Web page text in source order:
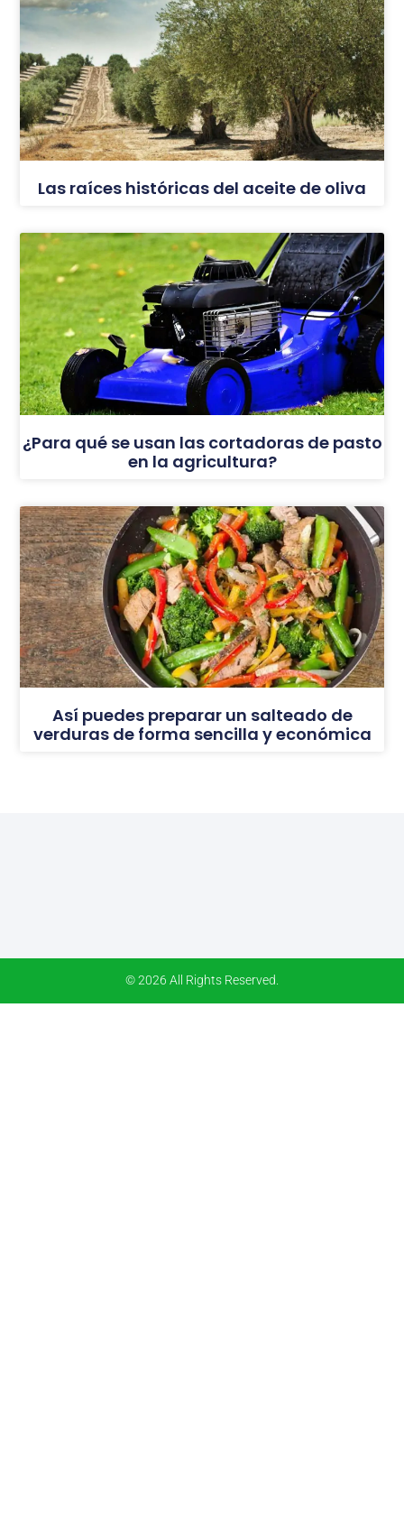
Las raíces históricas del aceite de oliva
¿Para qué se usan las cortadoras de pasto
en la agricultura?
Así puedes preparar un salteado de
verduras de forma sencilla y económica
© 2026 All Rights Reserved.